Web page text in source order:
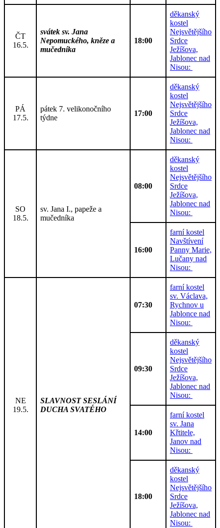
ČT
16.5.
svátek sv. Jana
Nepomuckého, kněze a
mučedníka
18:00
děkanský
kostel
Nejsvětějšího
Srdce
Ježíšova,
Jablonec nad
Nisou:
PÁ
17.5.
pátek 7. velikonočního
týdne
17:00
děkanský
kostel
Nejsvětějšího
Srdce
Ježíšova,
Jablonec nad
Nisou:
SO
18.5.
sv. Jana I., papeže a
mučedníka
08:00
děkanský
kostel
Nejsvětějšího
Srdce
Ježíšova,
Jablonec nad
Nisou:
16:00
farní kostel
Navštívení
Panny Marie,
Lučany nad
Nisou:
NE
19.5.
SLAVNOST SESLÁNÍ
DUCHA SVATÉHO
07:30
farní kostel
sv. Václava,
Rychnov u
Jablonce nad
Nisou:
09:30
děkanský
kostel
Nejsvětějšího
Srdce
Ježíšova,
Jablonec nad
Nisou:
14:00
farní kostel
sv. Jana
Křtitele,
Janov nad
Nisou:
18:00
děkanský
kostel
Nejsvětějšího
Srdce
Ježíšova,
Jablonec nad
Nisou: